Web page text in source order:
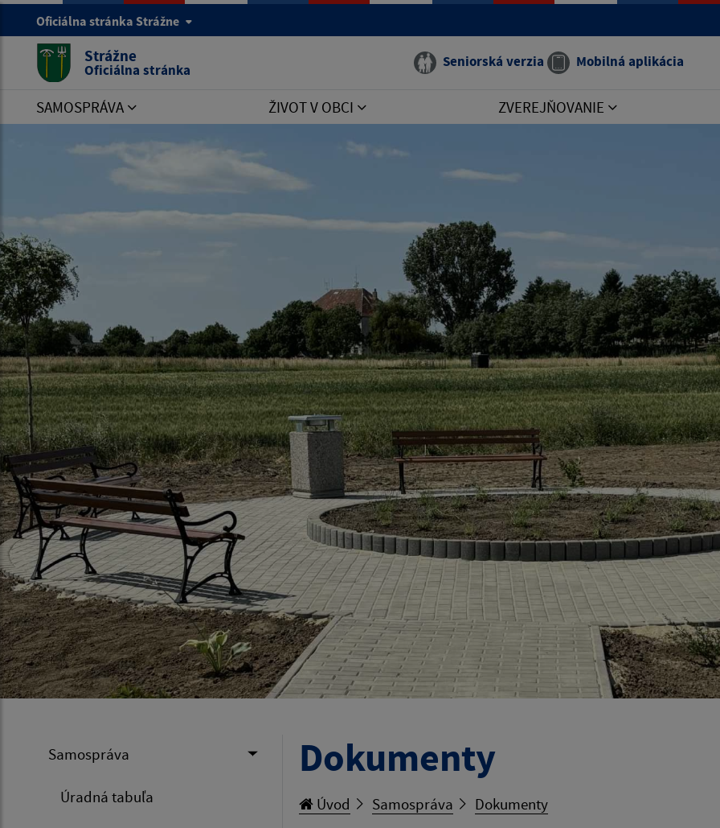
Oficiálna stránka Strážne
Strážne
Oficiálna stránka Seniorská verzia Mobilná aplikácia
SAMOSPRÁVA ŽIVOT V OBCI ZVEREJŇOVANIE
Samospráva
Úradná tabuľa
Dokumenty
Úvod Samospráva Dokumenty